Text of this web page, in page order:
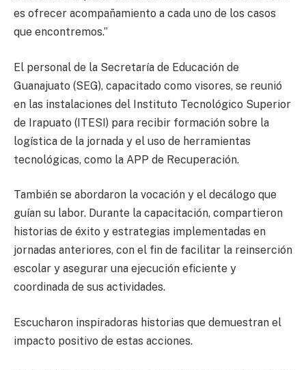
es ofrecer acompañamiento a cada uno de los casos
que encontremos.”
El personal de la Secretaría de Educación de
Guanajuato (SEG), capacitado como visores, se reunió
en las instalaciones del Instituto Tecnológico Superior
de Irapuato (ITESI) para recibir formación sobre la
logística de la jornada y el uso de herramientas
tecnológicas, como la APP de Recuperación.
También se abordaron la vocación y el decálogo que
guían su labor. Durante la capacitación, compartieron
historias de éxito y estrategias implementadas en
jornadas anteriores, con el fin de facilitar la reinserción
escolar y asegurar una ejecución eficiente y
coordinada de sus actividades.
Escucharon inspiradoras historias que demuestran el
impacto positivo de estas acciones.